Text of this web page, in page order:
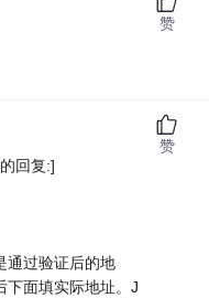
赞
回复:]
通过验证后的地
下面填实际地址。J
赞